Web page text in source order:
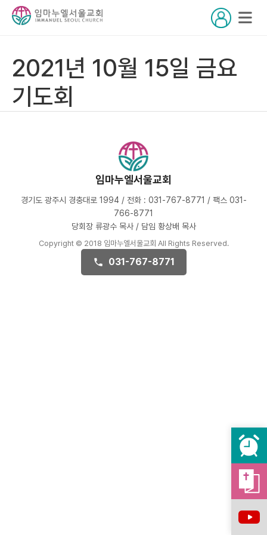
2021년 10월 15일 금요
기도회
임마누엘서울교회
경기도 광주시 경충대로 1994 / 전화 : 031-767-8771 / 팩스 031-
766-8771
당회장 류광수 목사 / 담임 황상배 목사
Copyright © 2018 임마누엘서울교회 All Rights Reserved.
031-767-8771